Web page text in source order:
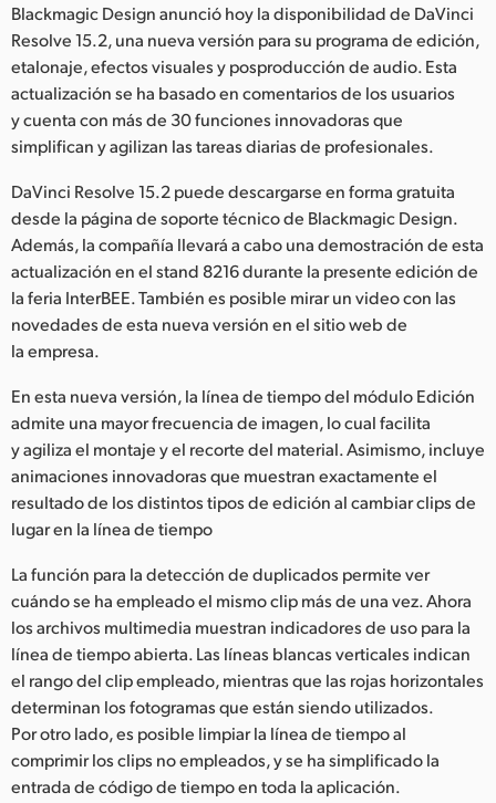
Japan
Korea
Mexico
Malaysia
Netherlands
New Zealand
Norway
Poland
Portugal
Singapore
South Africa
España
Sweden
Chinese Taipei
Turkey
UAE
Ukraine
Blackmagic Design anunció hoy la disponibilidad de DaVinci
Resolve 15.2, una nueva versión para su programa de edición,
etalonaje, efectos visuales y posproducción de audio. Esta
actualización se ha basado en comentarios de los usuarios
y cuenta con más de 30 funciones innovadoras que
simplifican y agilizan las tareas diarias de profesionales.
DaVinci Resolve 15.2 puede descargarse en forma gratuita
desde la página de soporte técnico de Blackmagic Design.
Además, la compañía llevará a cabo una demostración de esta
actualización en el stand 8216 durante la presente edición de
la feria InterBEE. También es posible mirar un video con las
novedades de esta nueva versión en el sitio web de
la empresa.
En esta nueva versión, la línea de tiempo del módulo Edición
admite una mayor frecuencia de imagen, lo cual facilita
y agiliza el montaje y el recorte del material. Asimismo, incluye
animaciones innovadoras que muestran exactamente el
resultado de los distintos tipos de edición al cambiar clips de
lugar en la línea de tiempo
La función para la detección de duplicados permite ver
cuándo se ha empleado el mismo clip más de una vez. Ahora
los archivos multimedia muestran indicadores de uso para la
línea de tiempo abierta. Las líneas blancas verticales indican
el rango del clip empleado, mientras que las rojas horizontales
determinan los fotogramas que están siendo utilizados.
Por otro lado, es posible limpiar la línea de tiempo al
comprimir los clips no empleados, y se ha simplificado la
entrada de código de tiempo en toda la aplicación.